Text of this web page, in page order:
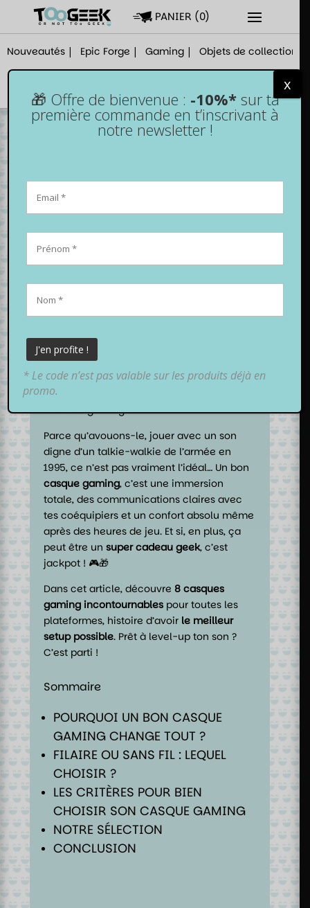
PANIER (0)
Nouveautés Epic Forge Gaming Objets de collection
Casque gaming
– Découvre notre
sélection !
Tu cherchesLEcasque gaming parfait pour
Que tu sois un stratège sur PC, un guerrier
sur PS5, un explorateur sur Switch ou un
conquérant sur Xbox,TooGeekest là pour
t’aider à trouver l’allié ultime de tes
sessions gaming !
Parce qu’avouons-le, jouer avec un son
digne d’un talkie-walkie de l’armée en
1995, ce n’est pas vraiment l’idéal… Un bon
casque gaming, c’est une immersion
totale, des communications claires avec
tes coéquipiers et un confort absolu même
après des heures de jeu. Et si, en plus, ça
peut être unsuper cadeau geek, c’est
jackpot ! 🎮🎁
Dans cet article, découvre 8 casques
gaming incontournables pour toutes les
plateformes, histoire d’avoir le meilleur
setup possible. Prêt à level-up ton son ?
C’est parti !
Sommaire
POURQUOI UN BON CASQUE
GAMING CHANGE TOUT ?
FILAIRE OU SANS FIL : LEQUEL
CHOISIR ?
LES CRITÈRES POUR BIEN
CHOISIR SON CASQUE GAMING
NOTRE SÉLECTION
CONCLUSION
🎁 Offre de bienvenue : -10%*sur ta
première commande en t’inscrivant à
notre newsletter !
* Le code n’est pas valable sur les produits déjà en
promo.
x